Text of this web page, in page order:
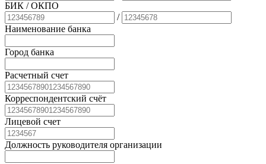
БИК / ОКПО
/
Наименование банка
Город банка
Расчетный счет
Корреспондентский счёт
Лицевой счет
Должность руководителя организации